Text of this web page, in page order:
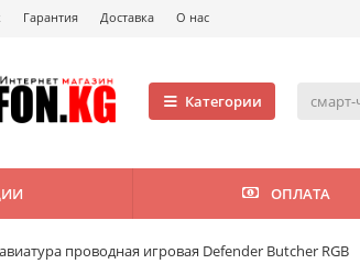
Гарантия Доставка О нас
Категории
ОПЛАТА
проводная игровая Defender Butcher RGB